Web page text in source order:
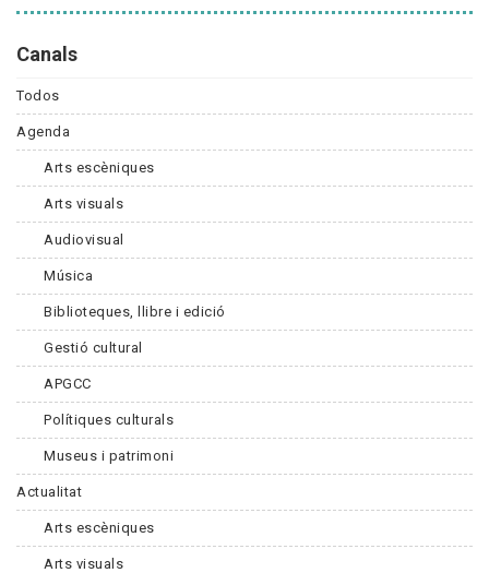
Canals
Todos
Agenda
Arts escèniques
Arts visuals
Audiovisual
Música
Biblioteques, llibre i edició
Gestió cultural
APGCC
Polítiques culturals
Museus i patrimoni
Actualitat
Arts escèniques
Arts visuals